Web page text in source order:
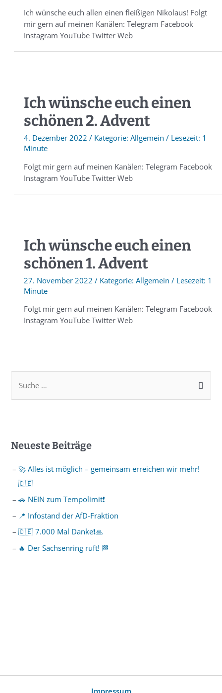
Ich wünsche euch allen einen fleißigen Nikolaus! Folgt
mir gern auf meinen Kanälen: Telegram Facebook
Instagram YouTube Twitter Web
Ich wünsche euch einen
schönen 2. Advent
4. Dezember 2022 / Allgemein /
1
Minute
Folgt mir gern auf meinen Kanälen: Telegram Facebook
Instagram YouTube Twitter Web
Ich wünsche euch einen
schönen 1. Advent
27. November 2022 / Allgemein /
1
Minute
Folgt mir gern auf meinen Kanälen: Telegram Facebook
Instagram YouTube Twitter Web
Neueste Beiträge
🚀 Alles ist möglich – gemeinsam erreichen wir mehr!
🇩🇪
🚗 NEIN zum Tempolimit❗️
📍 Infostand der AfD-Fraktion
🇩🇪 7.000 Mal Danke❗️🙏
🔥 Der Sachsenring ruft! 🏁
Impressum